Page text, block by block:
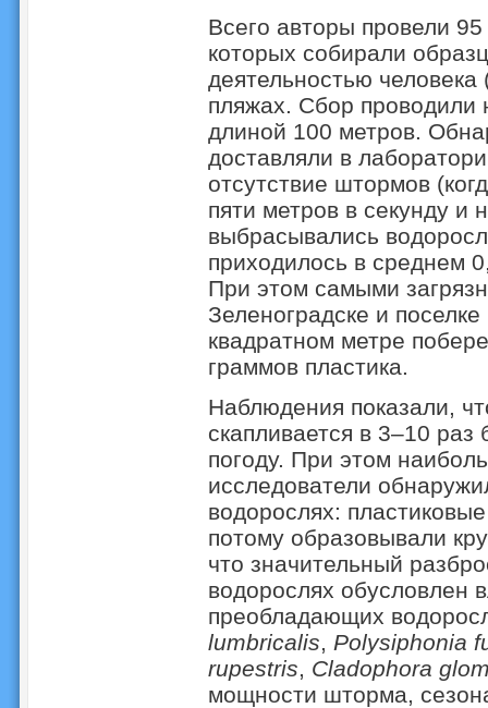
Всего авторы провели
которых собирали
деятельностью человека
пляжах. Сбор проводили
длиной 100 метров.
доставляли в
отсутствие штормов
пяти метров в секунду и
выбрасывались
приходилось в среднем
При этом самыми
Зеленоградске и
квадратном метре
граммов пластика.
Наблюдения показали,
скапливается в 3–10
погоду. При этом
исследователи
водорослях:
потому образовывали
что значительный
водорослях обусловлен
преобладающих
lumbricalis, Polysiphonia
rupestris, Cladophora
мощности шторма,